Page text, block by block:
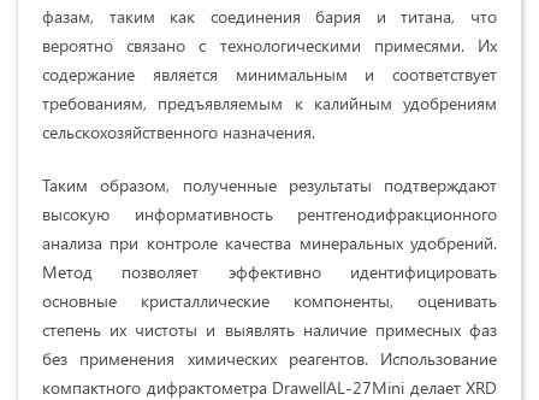
фазам, таким как соединения бария и титана, что
вероятно связано с технологическими примесями. Их
содержание является минимальным и соответствует
требованиям, предъявляемым к калийным удобрениям
сельскохозяйственного назначения.
Таким образом, полученные результаты подтверждают
высокую информативность рентгенодифракционного
анализа при контроле качества минеральных удобрений.
Метод позволяет эффективно идентифицировать
основные кристаллические компоненты, оценивать
степень их чистоты и выявлять наличие примесных фаз
без применения химических реагентов. Использование
компактного дифрактометра DrawellAL-27Mini делает XRD